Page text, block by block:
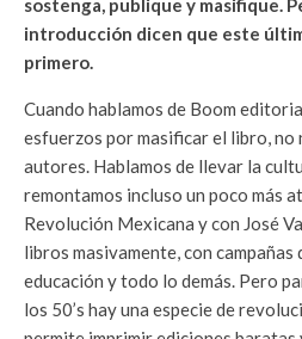
sostenga, publique y masifique.
introducción dicen que este
primero.
Cuando hablamos de Boom
esfuerzos por masificar el libro, no
autores. Hablamos de llevar la
remontamos incluso un poco más
Revolución Mexicana y con José
libros masivamente, con
educación y todo lo demás. Pero
los 50’s hay una especie de